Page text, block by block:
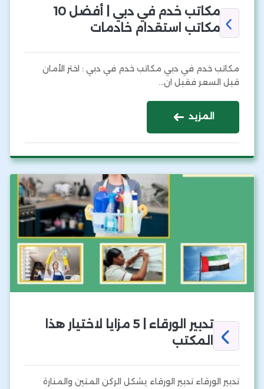
مكاتب خدم في دبي | أفضل 10
مكاتب استقدام خادمات
مكاتب خدم في دبي مكاتب خدم في دبي : اختر الأمان
قبل السعر فقبل ان…
المزيد
تدبير الورقاء | 5 مزايا لاختيار هذا
المكتب
تدبير الورقاء تدبير الورقاء يشكل الركن المتين والمنارة